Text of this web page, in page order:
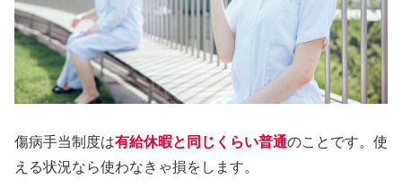
傷病手当制度は有給休暇と同じくらい普通のことです。使
える状況なら使わなきゃ損をします。